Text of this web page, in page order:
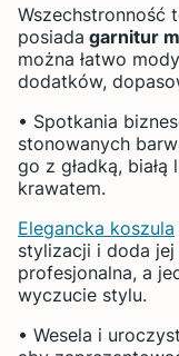
Wszechstronność
posiada garnitur
można łatwo
dodatków,
• Spotkania
stonowanych
go z gładką,
krawatem.
Elegancka koszula
stylizacji i doda
profesjonalna, a
wyczucie stylu.
• Wesela i